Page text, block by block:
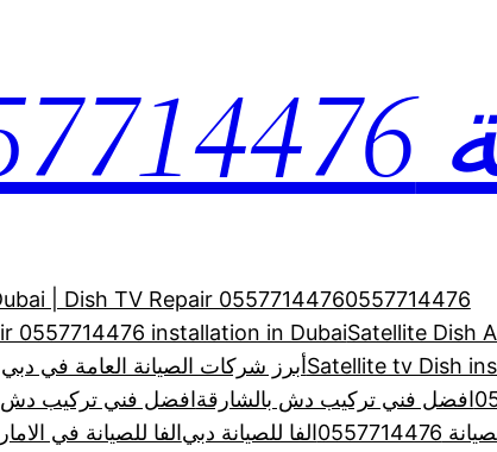
0557714476
| Dish TV Repair 0557714476
Satellite Dish
0557714476 installation in Dubai
Satellite tv Dishأبرز شركات الصيانة العامة في دبي
افضل فني تركيب دش بالشارقةافضل فني تركيب دش
الفا للصيانة دبيالفا للصيانة في